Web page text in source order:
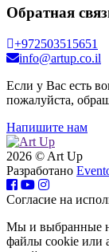
Обратная
+972503515651
info@artup.co.il
Если у Вас есть
пожалуйста,
Напишите нам
2026 © Art Up
Разработано
Cогласие на
Мы и выбранные
файлы cookie или